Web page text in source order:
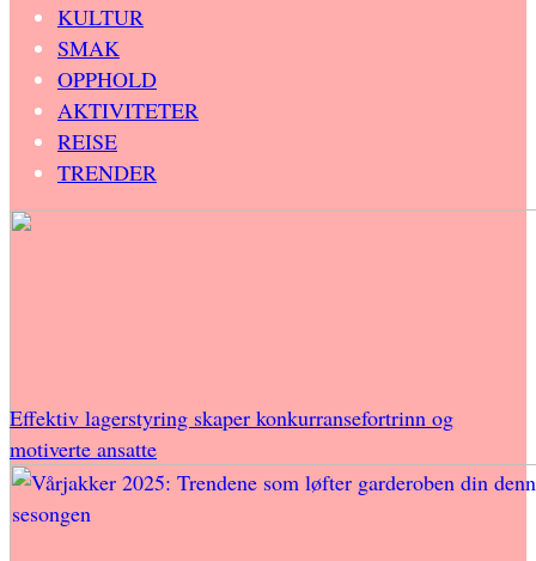
KULTUR
SMAK
OPPHOLD
AKTIVITETER
REISE
TRENDER
Effektiv lagerstyring skaper konkurransefortrinn og
motiverte ansatte